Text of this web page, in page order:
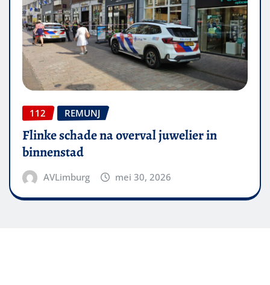
112 REMUNJ
Flinke schade na overval juwelier in
binnenstad
AVLimburg mei 30, 2026